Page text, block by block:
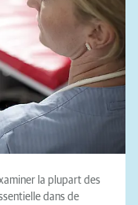
la plupart des
dans de